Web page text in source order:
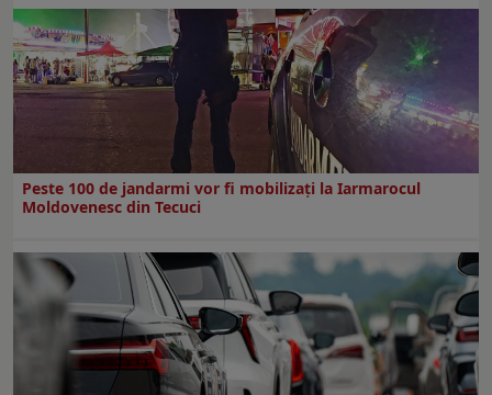
Peste 100 de jandarmi vor fi mobilizați la Iarmarocul
Moldovenesc din Tecuci